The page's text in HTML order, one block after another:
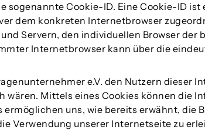
Cookie-ID. Eine Cookie-ID ist
dem konkreten Internetbrowser
Servern, den individuellen Browser der
Internetbrowser kann über die
e.V. den Nutzern dieser
Mittels eines Cookies können die
uns, wie bereits erwähnt, die
Verwendung unserer Internetseite zu